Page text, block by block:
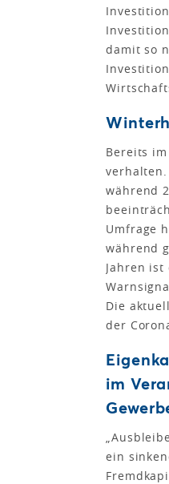
damit so
Bereits
während
Umfrage
während
Jahren
Die
der
im
ein